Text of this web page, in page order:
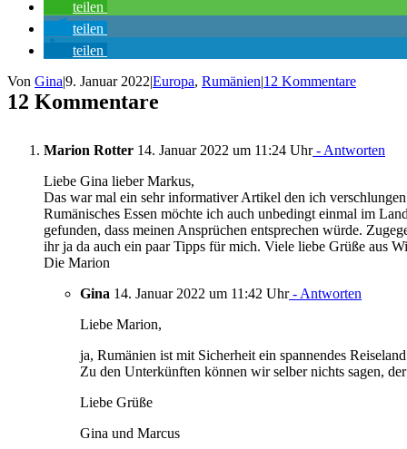
teilen
teilen
teilen
Von Gina|9. Januar 2022|Europa, Rumänien|12 Kommentare
12 Kommentare
Marion Rotter 14. Januar 2022 um 11:24 Uhr- Antworten
Liebe Gina lieber Markus,
Das war mal ein sehr informativer Artikel den ich
Rumänisches Essen möchte ich auch unbedingt einmal im
gefunden, dass meinen Ansprüchen entsprechen würde.
ihr ja da auch ein paar Tipps für mich. Viele liebe Grüße aus
Die Marion
Gina 14. Januar 2022 um 11:42 Uhr- Antworten
Liebe Marion,
ja, Rumänien ist mit Sicherheit ein spannendes
Zu den Unterkünften können wir selber nichts sagen,
Liebe Grüße
Gina und Marcus